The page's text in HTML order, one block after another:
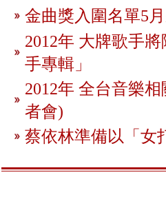
金曲獎入圍名單5
2012年 大牌歌手
手專輯」
2012年 全台音樂
者會)
蔡依林準備以「女